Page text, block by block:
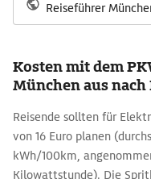
Reiseführer
Kosten mit dem
München aus nach
Reisende sollten für
von 16 Euro planen
kWh/100km,
Kilowattstunde). Die